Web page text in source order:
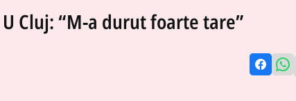
Cluj: “M-a durut foarte tare”